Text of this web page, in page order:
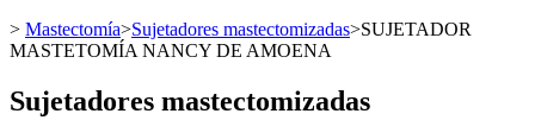
> Mastectomía>Sujetadores mastectomizadas>SUJETADOR
MASTETOMÍA NANCY DE AMOENA
Sujetadores mastectomizadas